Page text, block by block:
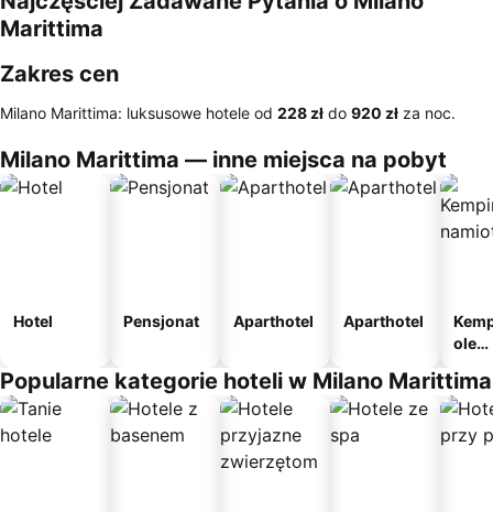
Marittima
Zakres cen
Milano Marittima: luksusowe hotele od ‎228 zł do ‎920 zł za noc.
Milano Marittima — inne miejsca na pobyt
Hotel Pensjonat Aparthotel Aparthotel
ole
e
Popularne kategorie hoteli w Milano Marittima